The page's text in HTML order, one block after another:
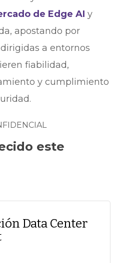
de Edge AIy
apostando por
a entornos
fiabilidad,
y cumplimiento
este
Data Center